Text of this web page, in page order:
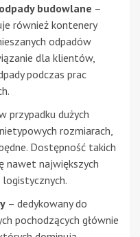
budowlane –
również kontenery
odpadów
dla klientów,
podczas prac
przypadku dużych
rozmiarach,
Dostępność takich
nawet największych
– dedykowany do
pochodzących głównie